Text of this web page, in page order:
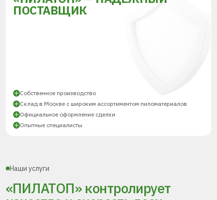
ПОСТАВЩИК
Собственное производство
Склад в Москве с широким ассортиментом пиломатериалов
Официальное оформление сделки
Опытные специалисты
Наши услуги
«ПИЛАТОП» контролирует